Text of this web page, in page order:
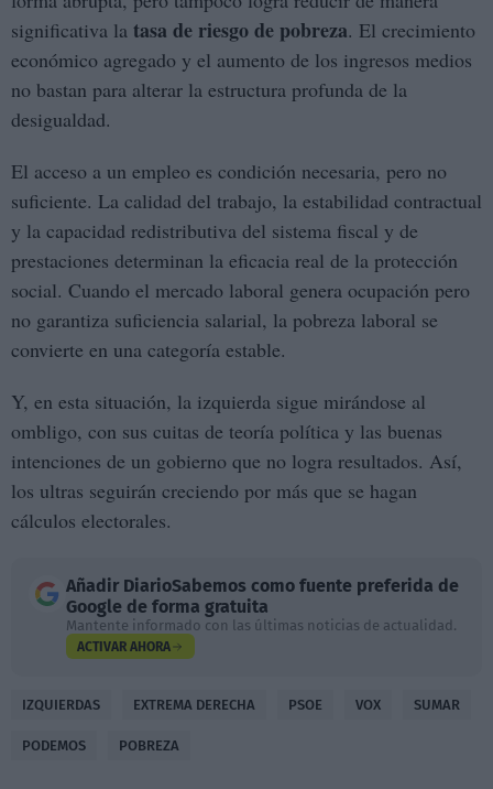
significativa la tasa de riesgo de pobreza. El crecimiento
económico agregado y el aumento de los ingresos medios
no bastan para alterar la estructura profunda de la
desigualdad.
El acceso a un empleo es condición necesaria, pero no
suficiente. La calidad del trabajo, la estabilidad contractual
y la capacidad redistributiva del sistema fiscal y de
prestaciones determinan la eficacia real de la protección
social. Cuando el mercado laboral genera ocupación pero
no garantiza suficiencia salarial, la pobreza laboral se
convierte en una categoría estable.
Y, en esta situación, la izquierda sigue mirándose al
ombligo, con sus cuitas de teoría política y las buenas
intenciones de un gobierno que no logra resultados. Así,
los ultras seguirán creciendo por más que se hagan
cálculos electorales.
Añadir DiarioSabemos como fuente preferida de
Google de forma gratuita
Mantente informado con las últimas noticias de actualidad.
ACTIVAR AHORA
IZQUIERDAS EXTREMA DERECHA PSOE VOX SUMAR
PODEMOS POBREZA